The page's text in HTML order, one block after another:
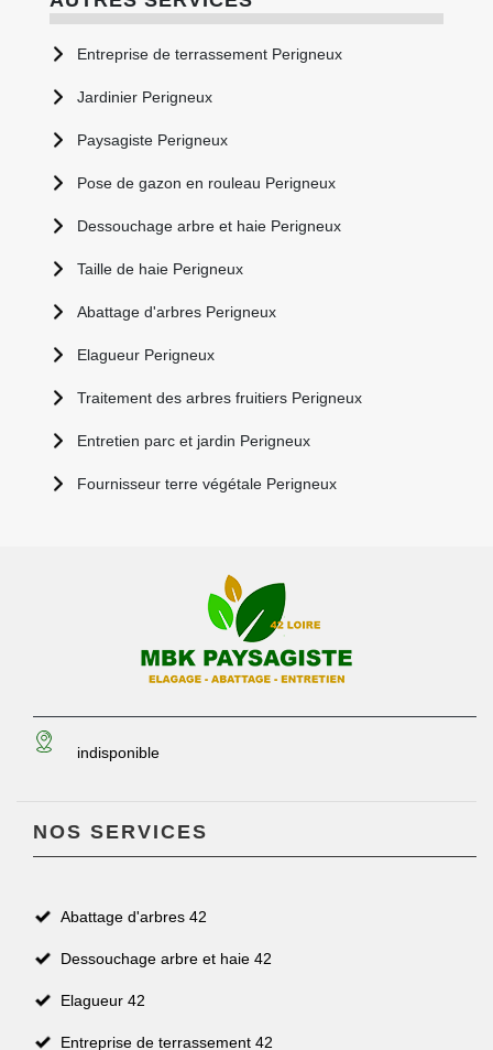
Entreprise de terrassement Perigneux
Jardinier Perigneux
Paysagiste Perigneux
Pose de gazon en rouleau Perigneux
Dessouchage arbre et haie Perigneux
Taille de haie Perigneux
Abattage d'arbres Perigneux
Elagueur Perigneux
Traitement des arbres fruitiers Perigneux
Entretien parc et jardin Perigneux
Fournisseur terre végétale Perigneux
indisponible
NOS SERVICES
Abattage d'arbres 42
Dessouchage arbre et haie 42
Elagueur 42
Entreprise de terrassement 42